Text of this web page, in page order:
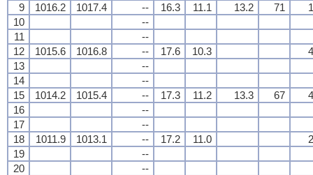
9
1016.2 1017.4 -- 16.3 11.1 13.2 71
10
--
11
--
12
1015.6 1016.8 -- 17.6 10.3
13
--
14
--
15
1014.2 1015.4 -- 17.3 11.2 13.3 67
16
--
17
--
18
1011.9 1013.1 -- 17.2 11.0
19
--
20
--